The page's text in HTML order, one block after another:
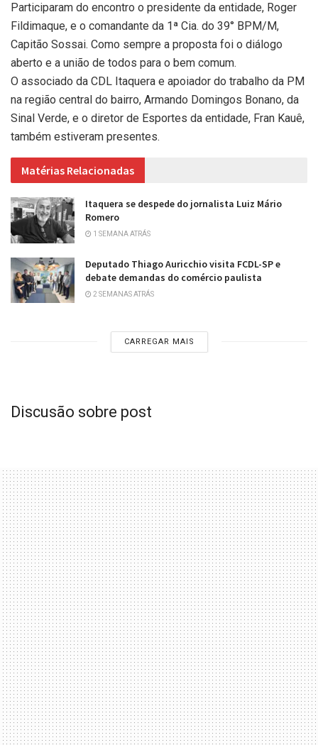
Participaram do encontro o presidente da entidade, Roger
Fildimaque, e o comandante da 1ª Cia. do 39° BPM/M,
Capitão Sossai. Como sempre a proposta foi o diálogo
aberto e a união de todos para o bem comum.
O associado da CDL Itaquera e apoiador do trabalho da PM
na região central do bairro, Armando Domingos Bonano, da
Sinal Verde, e o diretor de Esportes da entidade, Fran Kauê,
também estiveram presentes.
Matérias Relacionadas
Itaquera se despede do jornalista Luiz Mário
Romero
1 SEMANA ATRÁS
Deputado Thiago Auricchio visita FCDL-SP e
debate demandas do comércio paulista
2 SEMANAS ATRÁS
CARREGAR MAIS
Discusão sobre post